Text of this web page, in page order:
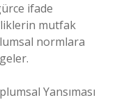
ifade
mutfak
normlara
Yansıması